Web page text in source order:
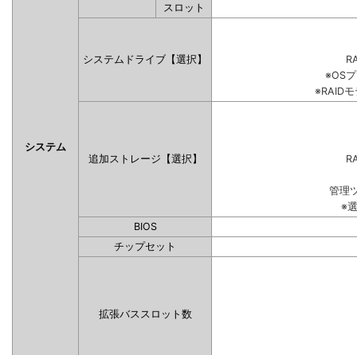
システム
スロット
システムドライブ【選択】
※OS
※RAID
追加ストレージ【選択】
管理
※
BIOS
チップセット
拡張バススロット数